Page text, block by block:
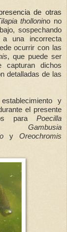
de otras
thollonino no
sospechando
una incorrecta
ocurrir con las
, que puede ser
dichos
detalladas de las
y
el presente
para Poecilla
Gambusia
yOreochromis